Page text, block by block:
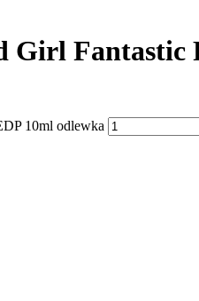
Girl Fantastic
10ml odlewka